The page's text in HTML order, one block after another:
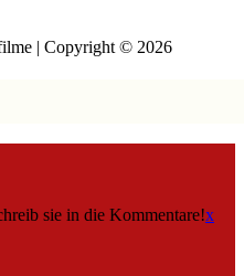
| Copyright © 2026
sie in die Kommentare!x